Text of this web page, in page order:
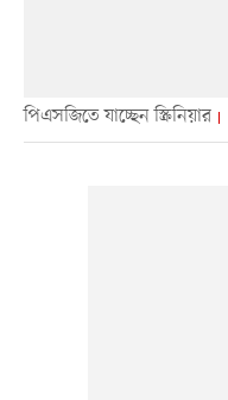
পিএসজিতে যাচ্ছেন স্ক্রিনিয়ার